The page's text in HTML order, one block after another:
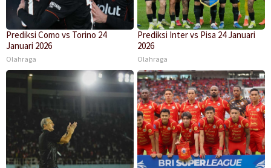
Prediksi Como vs Torino 24
Januari 2026
Olahraga
Prediksi Inter vs Pisa 24 Januari
2026
Olahraga